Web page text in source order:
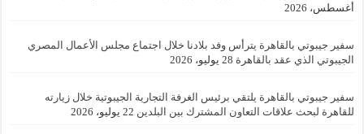
أغسطس، 2026
سفير جيبوتي بالقاهرة يترأس وفد بلادنا خلال اجتماع مجلس الأعمال المصري
الجيبوتي الذي عقد بالقاهرة 28 يوليو، 2026
سفير جيبوتي بالقاهرة يلتقي برئيس الغرفة التجارية الجيبوتية خلال زيارته
للقاهرة لبحث علاقات التعاون المشترك بين البلدين 22 يوليو، 2026